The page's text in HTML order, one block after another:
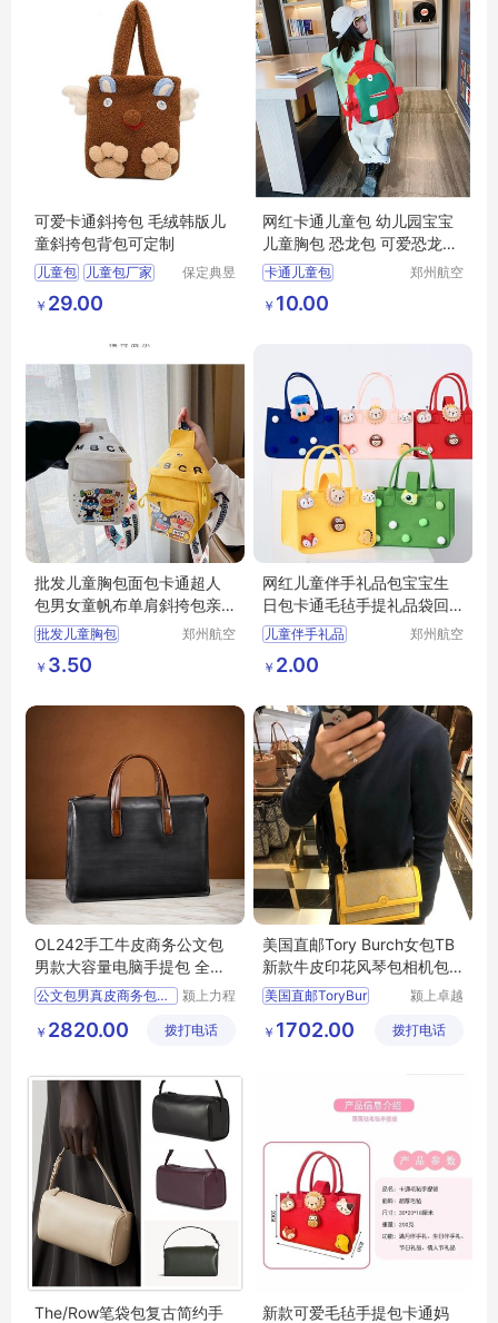
可爱卡通斜挎包 毛绒韩版儿
童斜挎包背包可定制
儿童包
儿童包厂家
儿童包批发
儿童包定制
保定典昱
￥ 29.00
网红卡通儿童包 幼儿园宝宝
儿童胸包 恐龙包 可爱恐龙防
走失背包
卡通儿童包
幼儿园宝宝儿童胸包
恐龙包
郑州航空
￥ 10.00
批发儿童胸包面包卡通超人
包男女童帆布单肩斜挎包亲
子手机儿童包
批发儿童胸包
卡通超人包
女童帆布单肩斜挎包
郑州航空
￥ 3.50
网红儿童伴手礼品包宝宝生
日包卡通毛毡手提礼品袋回
礼包
儿童伴手礼品
卡通毛毡手提礼品袋
回礼包
郑州航空
￥ 2.00
OL242手工牛皮商务公文包
男款大容量电脑手提包 全国
可售
公文包男真皮商务包大容量
颍上力程
有限公司
￥ 2820.00 拨打电话
美国直邮Tory Burch女包TB
新款牛皮印花风琴包相机包
单肩斜挎方包
美国直邮ToryBur
颍上卓越
有限公司
￥ 1702.00 拨打电话
The/Row笔袋包复古简约手
新款可爱毛毡手提包卡通妈